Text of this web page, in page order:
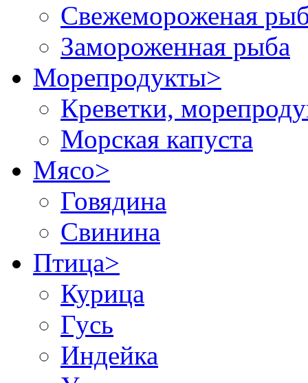
Свежемороженая
Замороженная рыба
Морепродукты>
Креветки,
Морская капуста
Мясо>
Говядина
Свинина
Птица>
Курица
Гусь
Индейка